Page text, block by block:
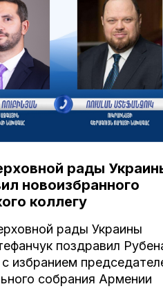
рады
новоизбранного
коллегу
рады Украины
поздравил
избранием
собрания Армении